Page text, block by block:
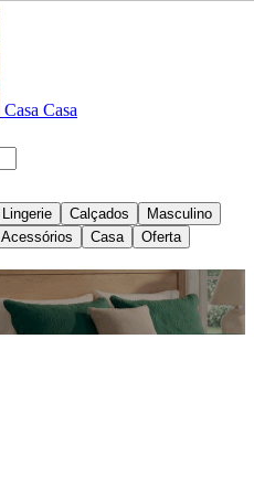
Casa Casa
Lingerie Calçados
Masculino
Acessórios Casa Oferta